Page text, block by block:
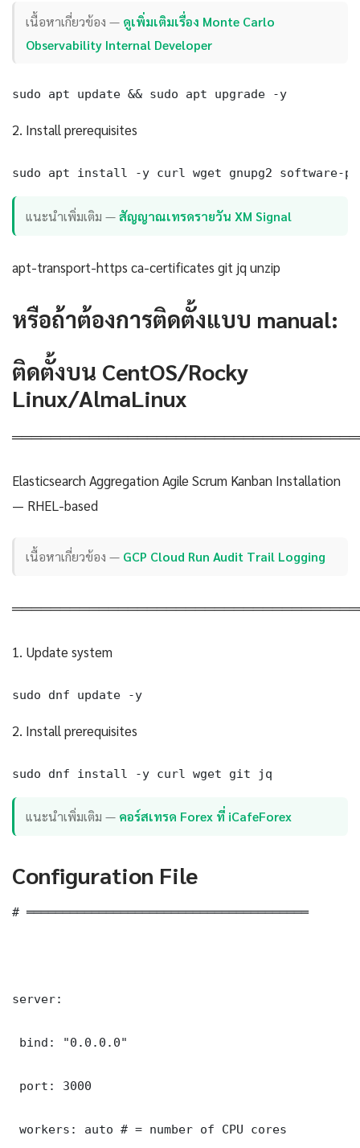
เนื้อหาเกี่ยวข้อง — ดูเพิ่มเติมเรื่อง Monte Carlo
Observability Internal Developer
sudo apt update && sudo apt upgrade -y
2. Install prerequisites
sudo apt install -y curl wget gnupg2 software-
แนะนำเพิ่มเติม —สัญญาณเทรดรายวัน XM Signal
apt-transport-https ca-certificates git jq unzip
หรือถ้าต้องการติดตั้งแบบ manual:
ติดตั้งบน CentOS/Rocky
Linux/AlmaLinux
Elasticsearch Aggregation Agile Scrum Kanban Installation
— RHEL-based
เนื้อหาเกี่ยวข้อง — GCP Cloud Run Audit Trail Logging
1. Update system
sudo dnf update -y
2. Install prerequisites
sudo dnf install -y curl wget git jq
แนะนำเพิ่มเติม — คอร์สเทรด Forex ที่ iCafeForex
Configuration File
# ═══════════════════════════════════════
server:
bind: "0.0.0.0"
port: 3000
workers: auto # = number of CPU cores